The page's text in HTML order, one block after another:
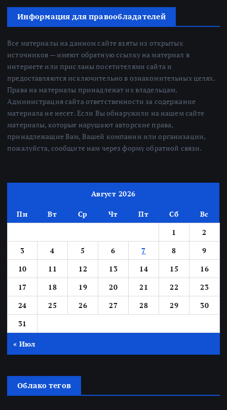
Информация для правообладателей
Все материалы на данном сайте взяты из открытых
источников — имеют обратную ссылку на материал в
интернете или присланы посетителями сайта и
предоставляются исключительно в ознакомительных целях.
Права на материалы принадлежат их владельцам.
Администрация сайта ответственности за содержание
материала не несет. Если Вы обнаружили на нашем сайте
материалы, которые нарушают авторские права,
принадлежащие Вам, Вашей компании или организации,
пожалуйста, сообщите нам через форму обратной связи.
Август 2026
Пн Вт Ср Чт Пт Сб
Вс
1
2
3
4 5 6 7 8
9
10
11 12 13 14 15
16
17
18 19 20 21 22
23
24
25 26 27 28 29
30
31
« Июл
Облако тегов